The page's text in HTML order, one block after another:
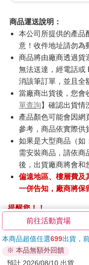
商品運送說明：
本公司所提供的產品
意！收件地址請勿為
商品將由廠商透過貨
無法送達，經電話或
消該筆訂單，並且全
當廠商出貨後，您會
單查詢】確認出貨情
產品顏色可能會因網
參考，商品依實際供
如果是大型商品（如
需安裝商品，請依商
後，出貨廠商將會和
偏遠地區、樓層費及
一併告知，廠商將保
提醒您！！
金石堂及銀行均不會請
ATM提款機，請不要聽
退換貨須知：
**提醒您，鑑賞期不等
前往活動賣場
本商品超值任選699出貨，
※ 本品無額外回饋
預計 2026/08/10 出貨